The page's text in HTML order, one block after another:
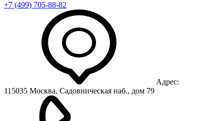
+7 (499) 705-88-82
Адрес:
115035 Москва, Садовническая наб., дом 79